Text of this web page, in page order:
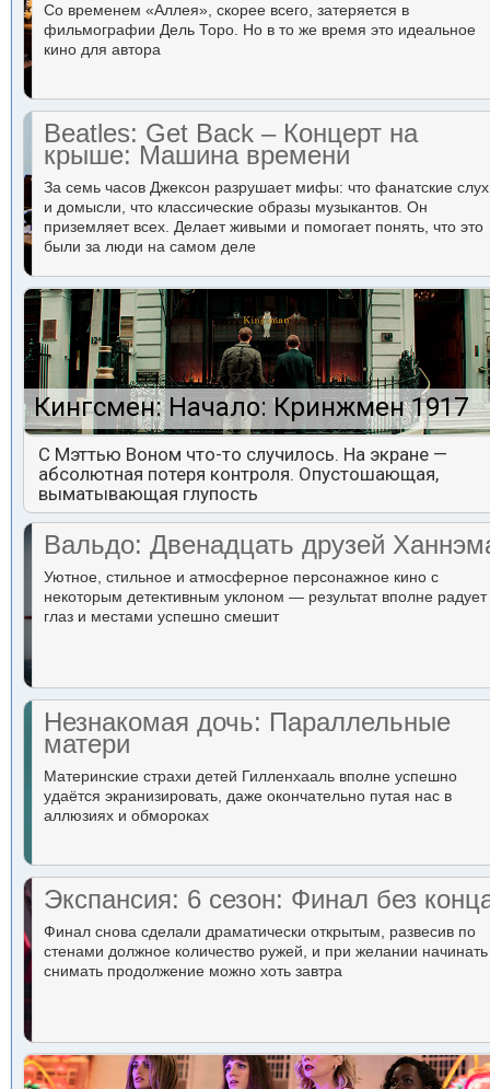
Со временем «Аллея», скорее всего, затеряется в
фильмографии Дель Торо. Но в то же время это идеальное
кино для автора
Beatles: Get Back – Концерт на
крыше: Машина времени
За семь часов Джексон разрушает мифы: что фанатские
и домысли, что классические образы музыкантов. Он
приземляет всех. Делает живыми и помогает понять, что это
были за люди на самом деле
Кингсмен: Начало: Кринжмен 1917
С Мэттью Воном что-то случилось. На экране —
абсолютная потеря контроля. Опустошающая,
выматывающая глупость
Вальдо: Двенадцать друзей
Уютное, стильное и атмосферное персонажное кино с
некоторым детективным уклоном — результат вполне радует
глаз и местами успешно смешит
Незнакомая дочь: Параллельные
матери
Материнские страхи детей Гилленхааль вполне успешно
удаётся экранизировать, даже окончательно путая нас в
аллюзиях и обмороках
Экспансия: 6 сезон: Финал без
Финал снова сделали драматически открытым, развесив по
стенами должное количество ружей, и при желании начинать
снимать продолжение можно хоть завтра